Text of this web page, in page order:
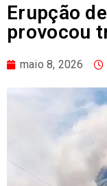
Erupção
provocou
maio 8, 2026